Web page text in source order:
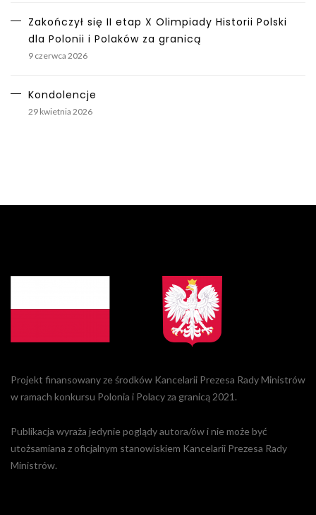
Zakończył się II etap X Olimpiady Historii Polski
dla Polonii i Polaków za granicą
9 czerwca 2026
Kondolencje
29 kwietnia 2026
Projekt finansowany ze środków Kancelarii Prezesa Rady Ministrów
w ramach konkursu Polonia i Polacy za granicą 2021.
Publikacja wyraża jedynie poglądy autora/ów i nie może być
utożsamiana z oficjalnym stanowiskiem Kancelarii Prezesa Rady
Ministrów.